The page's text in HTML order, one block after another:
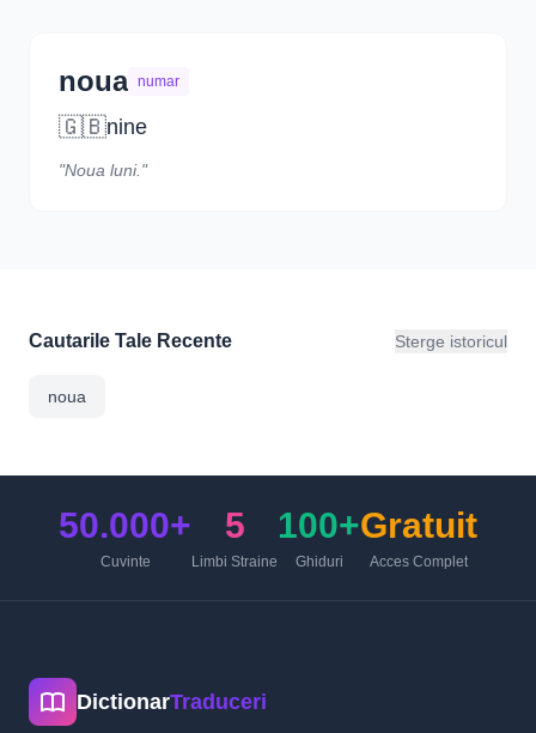
noua numar
🇬🇧nine
"Noua luni."
Cautarile Tale Recente Sterge istoricul
noua
50.000+
Cuvinte
5
Limbi Straine
100+
Ghiduri
Gratuit
Acces Complet
DictionarTraduceri